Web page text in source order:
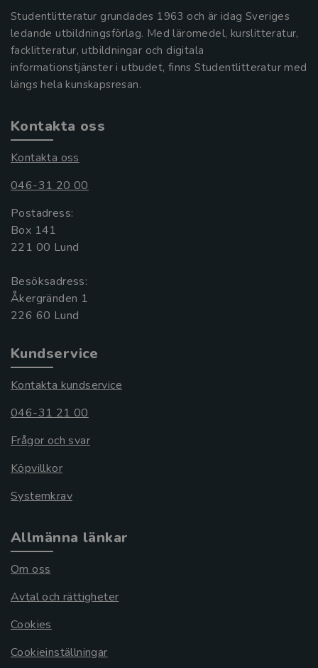
Studentlitteratur grundades 1963 och är idag Sveriges
ledande utbildningsförlag. Med läromedel, kurslitteratur,
facklitteratur, utbildningar och digitala
informationstjänster i utbudet, finns Studentlitteratur med
längs hela kunskapsresan.
Kontakta oss
Kontakta oss
046-31 20 00
Postadress:
Box 141
221 00 Lund
Besöksadress:
Åkergränden 1
Kundservice
Kontakta kundservice
046-31 21 00
Frågor och svar
Köpvillkor
Systemkrav
Allmänna länkar
Om oss
Avtal och rättigheter
Cookies
Cookieinställningar